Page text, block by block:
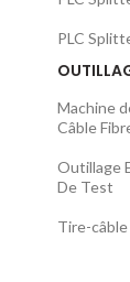
PLC
Machine
Câble
Outillage
De Test
Tire-